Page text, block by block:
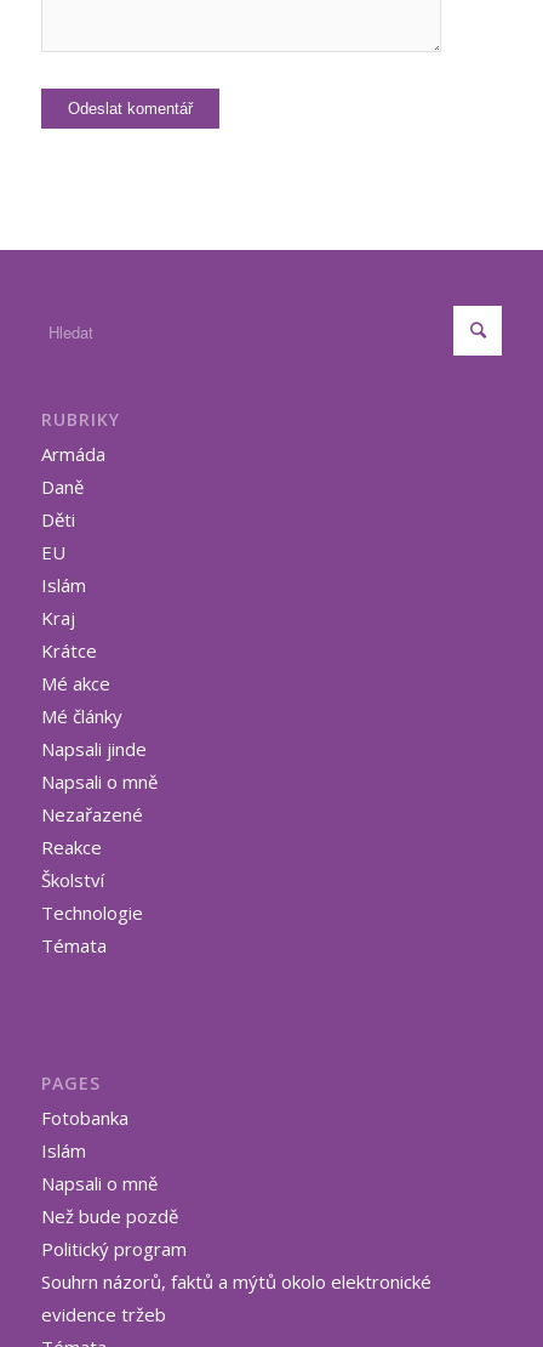
RUBRIKY
Armáda
Daně
Děti
EU
Islám
Kraj
Krátce
Mé akce
Mé články
Napsali jinde
Napsali o mně
Nezařazené
Reakce
Školství
Technologie
Témata
PAGES
Fotobanka
Islám
Napsali o mně
Než bude pozdě
Politický program
Souhrn názorů, faktů a mýtů okolo elektronické
evidence tržeb